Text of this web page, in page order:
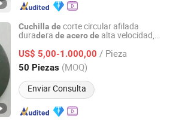
Cuchilla de corte circular afilada
duradera de acerode alta velocidad,
US$ 5,00-1.000,00 / Pieza
50 Piezas (MOQ)
Enviar Consulta
Equipment Co., Ltd.
Desde 2025